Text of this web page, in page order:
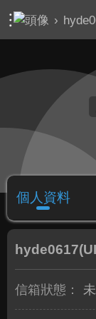
›
個人資料
hyde0617
信箱狀態：